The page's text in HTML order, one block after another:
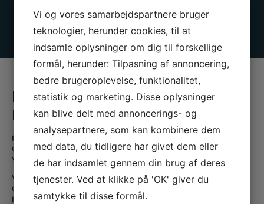
BESØG OS I VORES FYSISKE
BUTIK
Ønsker du at se og føle nogle af vores vare eller at få en snak
og rådgivning med vores erfarne personale, kan du besøge
vores butik på Finlandsgade 14 i Haslev.
Vi giver dig altid en professionel og tryg vejledning hvad enten
du er på udkig efter smedeudstyr, værktøj eller skal have den
perfekte svendegave.
Vi og vores samarbejdspartnere bruger
teknologier, herunder cookies, til at
indsamle oplysninger om dig til forskellige
formål, herunder: Tilpasning af annoncering,
bedre brugeroplevelse, funktionalitet,
statistik og marketing. Disse oplysninger
kan blive delt med annoncerings- og
analysepartnere, som kan kombinere dem
med data, du tidligere har givet dem eller
de har indsamlet gennem din brug af deres
tjenester. Ved at klikke på 'OK' giver du
samtykke til disse formål.